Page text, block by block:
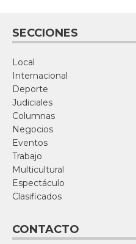
SECCIONES
Local
Internacional
Deporte
Judiciales
Columnas
Negocios
Eventos
Trabajo
Multicultural
Espectáculo
Clasificados
CONTACTO